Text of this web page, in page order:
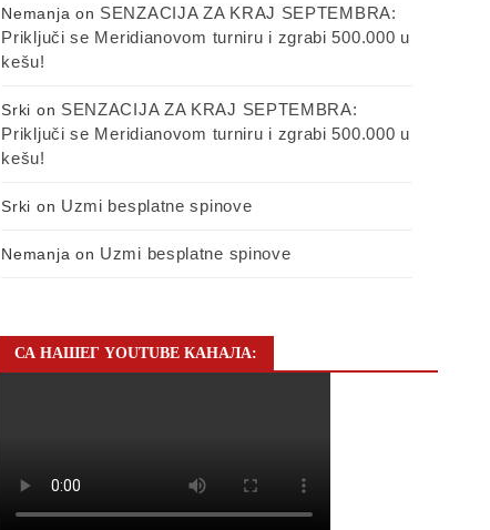
Nemanja on SENZACIJA ZA KRAJ SEPTEMBRA:
Priključi se Meridianovom turniru i zgrabi 500.000 u
kešu!
Srki on SENZACIJA ZA KRAJ SEPTEMBRA:
Priključi se Meridianovom turniru i zgrabi 500.000 u
kešu!
Srki on Uzmi besplatne spinove
Nemanja on Uzmi besplatne spinove
СА НАШЕГ YOUTUBE КАНАЛА: